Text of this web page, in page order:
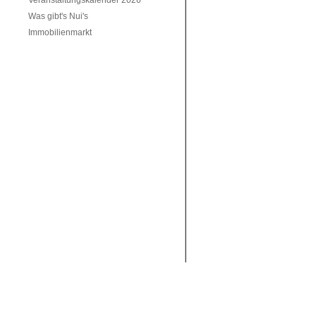
Was gibt's Nui's
Immobilienmarkt